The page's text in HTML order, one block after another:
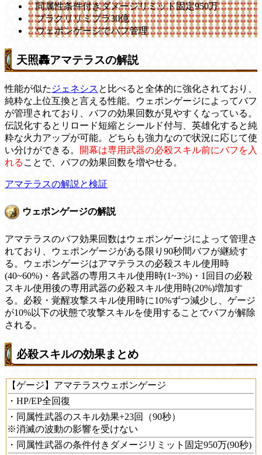
同属性条件付きダメージリミット固定950万
ブラクリリミプラ30億
ウェポンゲージでバフ管理
天照轟アマテラスの解説
性能が似た ジェネシス と比べると全体的に強化されており、
純粋な上位互換と言える性能。ウェポンゲージによってバフ
が管理されており、バフの効果回数が見やすくなっている。
伝説化するとリロード短縮とシールド付与、英雄化すると純
粋な火力アップが可能。どちらも強力なので状況に応じて使
い分けができる。
開幕は専用武器の必殺スキル前にバフを入
れる ことで、バフの効果回数を増やせる。
アマテラスの解説と検証
ウェポンゲージの解説
アマテラスのバフ効果回数はウェポンゲージによって管理さ
れており、ウェポンゲージがある限り90秒間バフが継続す
る。ウェポンゲージはアマテラスの必殺スキル使用時
(40~60%)・各武器の専用スキル使用時(1~3%)・1回目の必殺
スキル使用後の専用武器の必殺スキル使用時(20%)増加す
る。必殺・覚醒攻撃スキル使用時に10%ずつ減少し、ゲージ
が10%以下の状態で攻撃スキルを使用することでバフが解除
される。
必殺スキルの効果まとめ
【ゲージ】アマテラスウェポンゲージ
・HP/EP全回復
・同属性武器のスキル効果+23回（90秒）
※消滅の波動の影響を受けない
・同属性武器の条件付きダメージリミット固定950万(90秒)